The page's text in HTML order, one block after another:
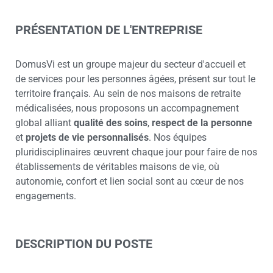
PRÉSENTATION DE L'ENTREPRISE
DomusVi est un groupe majeur du secteur d'accueil et
de services pour les personnes âgées, présent sur tout le
territoire français. Au sein de nos maisons de retraite
médicalisées, nous proposons un accompagnement
global alliant qualité des soins, respect de la personne
et projets de vie personnalisés. Nos équipes
pluridisciplinaires œuvrent chaque jour pour faire de nos
établissements de véritables maisons de vie, où
autonomie, confort et lien social sont au cœur de nos
engagements.
DESCRIPTION DU POSTE